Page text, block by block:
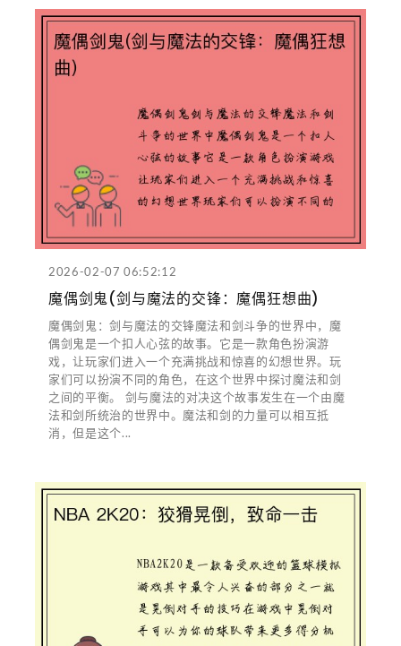
2026-02-07 06:52:12
魔偶剑鬼(剑与魔法的交锋：魔偶狂想曲)
魔偶剑鬼：剑与魔法的交锋魔法和剑斗争的世界中，魔
偶剑鬼是一个扣人心弦的故事。它是一款角色扮演游
戏，让玩家们进入一个充满挑战和惊喜的幻想世界。玩
家们可以扮演不同的角色，在这个世界中探讨魔法和剑
之间的平衡。 剑与魔法的对决这个故事发生在一个由魔
法和剑所统治的世界中。魔法和剑的力量可以相互抵
消，但是这个...